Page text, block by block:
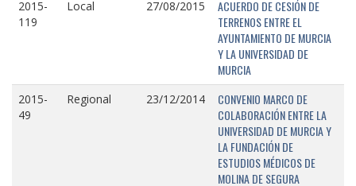
2015-
119
Local 27/08/2015
ACUERDO DE CESIÓN DE
TERRENOS ENTRE EL
AYUNTAMIENTO DE MURCIA
Y LA UNIVERSIDAD DE
MURCIA
2015-
49
Regional 23/12/2014
CONVENIO MARCO DE
COLABORACIÓN ENTRE LA
UNIVERSIDAD DE MURCIA Y
LA FUNDACIÓN DE
ESTUDIOS MÉDICOS DE
MOLINA DE SEGURA